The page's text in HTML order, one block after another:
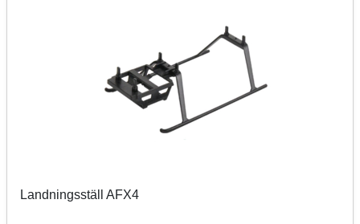
Landningsställ AFX4